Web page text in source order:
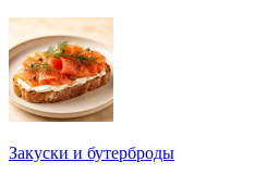
Закуски и бутерброды